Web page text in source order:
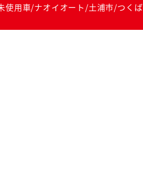
使用車/ナオイオート/土浦市/つくば